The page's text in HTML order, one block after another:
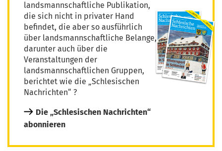
landsmannschaftliche Publikation,
die sich nicht in privater Hand
befindet, die aber so ausführlich
über landsmannschaftliche Belange,
darunter auch über die
Veranstaltungen der
landsmannschaftlichen Gruppen,
berichtet wie die „Schlesischen
Nachrichten“ ?
Die „Schlesischen Nachrichten“
abonnieren